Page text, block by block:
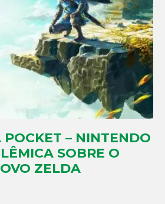
– NINTENDO
SOBRE O
ZELDA